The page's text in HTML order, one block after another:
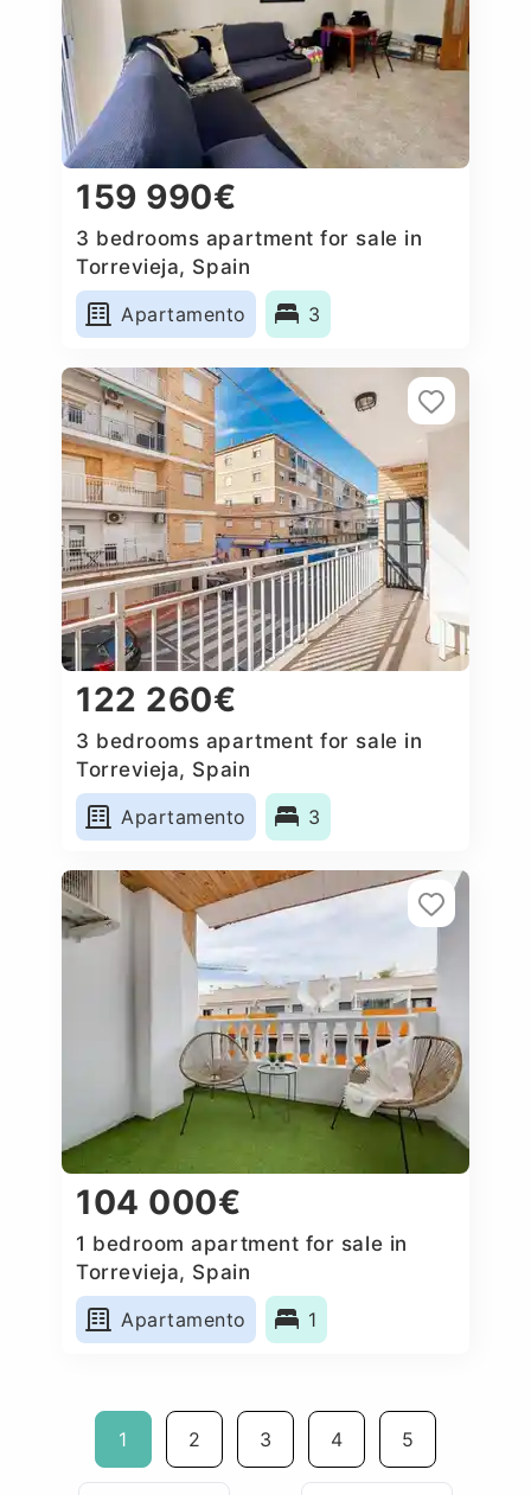
159 990€
3 bedrooms apartment for sale in
Torrevieja, Spain
Apartamento
3
122 260€
3 bedrooms apartment for sale in
Torrevieja, Spain
Apartamento
3
104 000€
1 bedroom apartment for sale in
Torrevieja, Spain
Apartamento
1
1 2 3 4 5